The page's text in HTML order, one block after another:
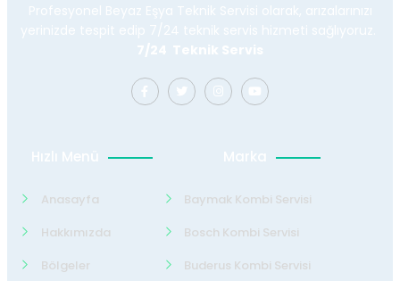
Profesyonel Beyaz Eşya Teknik Servisi olarak, arızalarınızı
yerinizde tespit edip 7/24 teknik servis hizmeti sağlıyoruz.
7/24 Teknik Servis
Hızlı Menü
Anasayfa
Hakkımızda
Bölgeler
Marka
Baymak Kombi Servisi
Bosch Kombi Servisi
Buderus Kombi Servisi